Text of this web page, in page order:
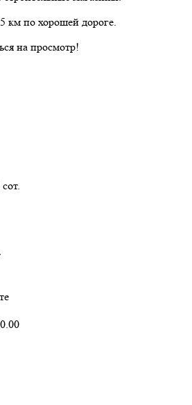
км по хорошей дороге.
на просмотр!
0.00